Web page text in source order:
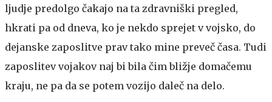
ljudje predolgo čakajo na ta zdravniški pregled,
hkrati pa od dneva, ko je nekdo sprejet v vojsko, do
dejanske zaposlitve prav tako mine preveč časa. Tudi
zaposlitev vojakov naj bi bila čim bližje domačemu
kraju, ne pa da se potem vozijo daleč na delo.